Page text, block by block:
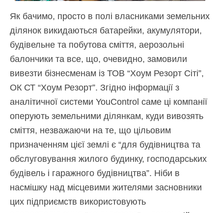
Як бачимо, просто в полі власниками земельних
ділянок викидаються батарейки, акумулятори,
будівельне та побутова сміття, аерозольні
балончики та все, що, очевидно, замовили
вивезти бізнесменам із ТОВ “Хоум Резорт Сіті”,
ОК СТ “Хоум Резорт”. Згідно інформації з
аналітичної системи YouControl саме ці компанії
оперують земельними ділянкам, куди вивозять
сміття, незважаючи на те, що цільовим
призначенням цієї землі є “для будівництва та
обслуговування жилого будинку, господарських
будівель і гаражного будівництва”. Ніби в
насмішку над місцевими жителями засновники
цих підприємств використовують